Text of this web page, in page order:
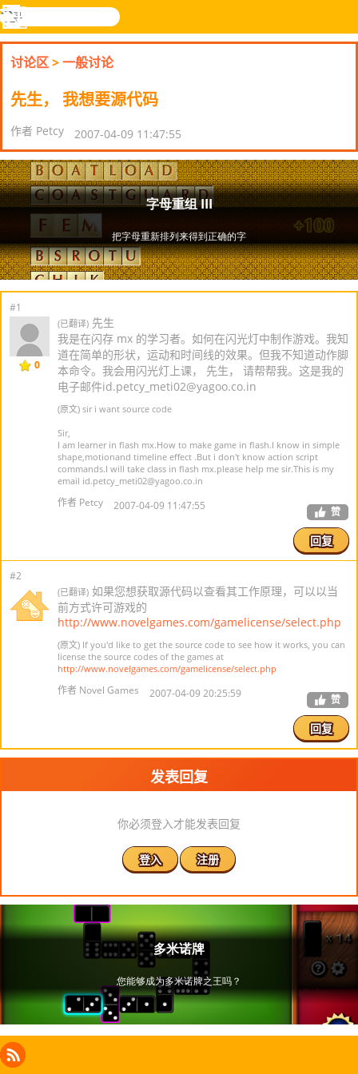
乐和游
搜
寻
登入
功
能
讨论区>一般讨论
先生， 我想要源代码
作者 Petcy 2007-04-09 11:47:55
#1
0
(已翻译) 先生
我是在闪存 mx 的学习者。如何在闪光灯中制作游戏。我知
道在简单的形状，运动和时间线的效果。但我不知道动作脚
本命令。我会用闪光灯上课， 先生， 请帮帮我。这是我的
电子邮件id.petcy_meti02@yagoo.co.in
(原文) sir i want source code
Sir,
I am learner in flash mx.How to make game in flash.I know in simple
shape,motionand timeline effect .But i don't know action script
commands.I will take class in flash mx.please help me sir.This is my
email id.petcy_meti02@yagoo.co.in
作者 Petcy 2007-04-09 11:47:55 赞
回复
#2
(已翻译) 如果您想获取源代码以查看其工作原理，可以以当
前方式许可游戏的
http://www.novelgames.com/gamelicense/select.php
(原文) If you'd like to get the source code to see how it works, you can
license the source codes of the games at
http://www.novelgames.com/gamelicense/select.php
作者 Novel Games 2007-04-09 20:25:59 赞
回复
发表回复
你必须登入才能发表回复
登入 注册
Facebook
Instagram
X
LinkedIn
RSS